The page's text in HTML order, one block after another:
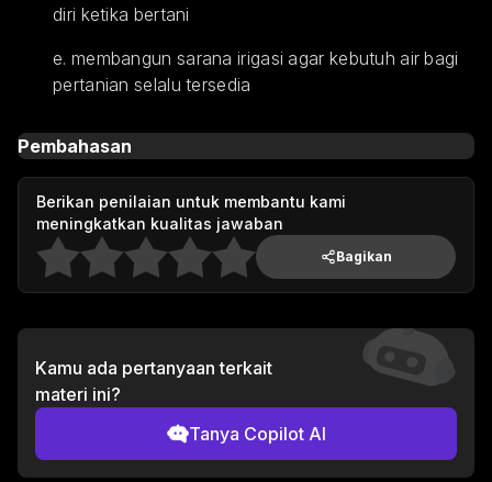
diri ketika bertani
e. membangun sarana irigasi agar kebutuh air bagi
pertanian selalu tersedia
Pembahasan
Berikan penilaian untuk membantu kami
meningkatkan kualitas jawaban
Bagikan
Kamu ada pertanyaan terkait
materi ini?
Tanya Copilot AI